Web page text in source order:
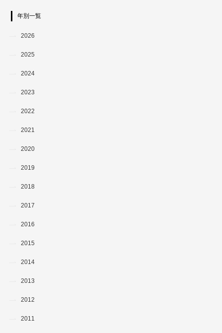
年別一覧
2026
2025
2024
2023
2022
2021
2020
2019
2018
2017
2016
2015
2014
2013
2012
2011